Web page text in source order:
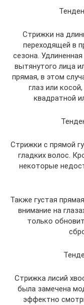
Стрижки на
переходящей в
сезона.
вытянутого лица
прямая, в этом
глаз или
квадратной
Стрижки с прямой
гладких волос.
некоторые
Также густая
внимание на
только
Стрижка лисий
была замечена
эффектно